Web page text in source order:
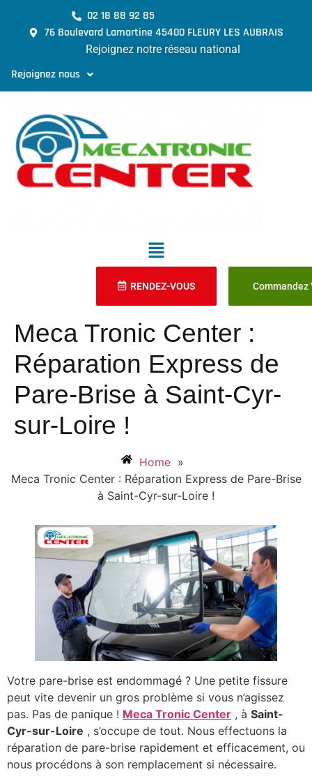
02 18 88 92 85
76 Boulevard Lamartine 45400 FLEURY LES AUBRAIS
Rejoignez notre réseau national
Rejoignez nous
RENDEZ-VOUS Commandez
Meca Tronic Center :
Réparation Express de
Pare-Brise à Saint-Cyr-
sur-Loire !
Home »
Meca Tronic Center : Réparation Express de Pare-Brise
à Saint-Cyr-sur-Loire !
Votre pare-brise est endommagé ? Une petite fissure
peut vite devenir un gros problème si vous n’agissez
pas. Pas de panique ! Meca Tronic Center , à Saint-
Cyr-sur-Loire , s’occupe de tout. Nous effectuons la
réparation de pare-brise rapidement et efficacement, ou
nous procédons à son remplacement si nécessaire.